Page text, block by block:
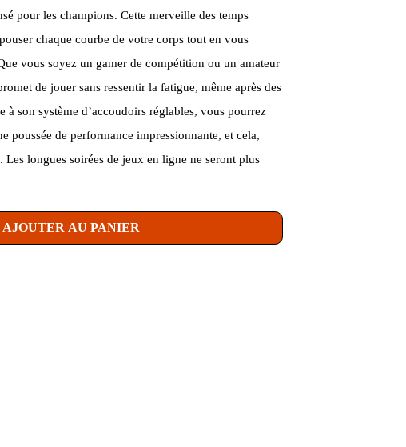
pour les champions. Cette merveille des temps
chaque courbe de votre corps tout en vous
vous soyez un gamer de compétition ou un amateur
de jouer sans ressentir la fatigue, même après des
à son système d’accoudoirs réglables, vous pourrez
poussée de performance impressionnante, et cela,
Les longues soirées de jeux en ligne ne seront plus
AJOUTER AU PANIER